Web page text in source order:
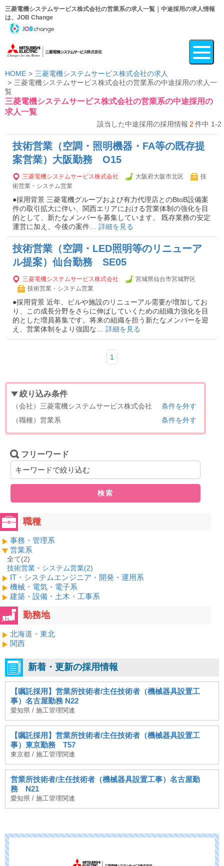
三菱電機システムサービス株式会社の営業系の求人一覧｜中途採用の求人情報
は、JOB Change
HOME
三菱電機システムサービス株式会社の求人
三菱電機システムサービス株式会社の営業系の中途採用の求人一
覧
三菱電機システムサービス株式会社の営業系の中途採用の
求人一覧
該当した中途採用の採用情報 2 件中 1-2
技術営業（空調・照明機器・FA等の既存提
案営業）大阪勤務 O15
三菱電機システムサービス株式会社 大阪府大阪市北区
技
術営業・システム営業
●採用背景 三菱電機グループおよび有力代理店とのBtoB設備案
件の取引拡大に伴い、関西エリアにおける営業体制の強化を目
的として、新たなメンバーを募集しています。 既存業務の安定
運営に加え、今後の案件… 詳細を見る
技術営業（空調・LED照明等のリニューア
ル提案）仙台勤務 SE05
三菱電機システムサービス株式会社
宮城県仙台市宮城野区
技術営業・システム営業
●採用背景 近年、ビルや施設のリニューアル需要が増加してお
り、この成長分野をさらに伸ばしていくための組織力強化を目
的とした増員募集です。将来の組織を担う新たなメンバーを迎
え、営業体制をより強固な… 詳細を見る
1
絞り込み条件
（会社）三菱電機システムサービス株式会社
条件を外す
（職種）営業系
条件を外す
フリーワード
検索
職種
事務・管理系
営業系
全て(2)
技術営業・システム営業(2)
IT・システムエンジニア・開発・運用系
機械・電気・電子系
建築・設備・土木・工事系
勤務地
北海道・東北
関西
新着・更新の採用情報
【嘱託採用】営業所技術者/主任技術者（機械器具設置工
事）名古屋勤務 N22
愛知県 / 施工管理関連
【嘱託採用】営業所技術者/主任技術者（機械器具設置工
事）東京勤務 T57
東京都 / 施工管理関連
営業所技術者/主任技術者（機械器具設置工事）名古屋勤
務 N21
愛知県 / 施工管理関連